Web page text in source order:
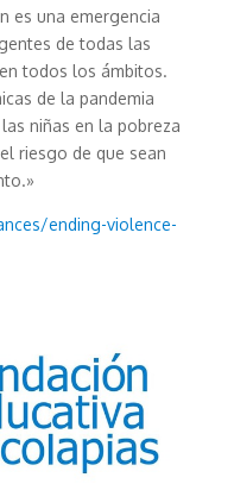
es una emergencia
de todas las
todos los ámbitos.
de la pandemia
niñas en la pobreza
riesgo de que sean
ending-violence-